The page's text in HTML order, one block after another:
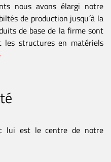
nous avons élargi notre
de production jusqu´à la
de base de la firme sont
les structures en matériels
lui est le centre de notre